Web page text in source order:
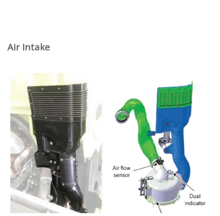
Air Intake